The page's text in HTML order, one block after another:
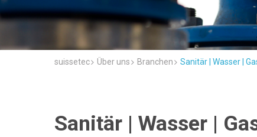
suissetec Über uns Branchen Sanitär | Wasser |
Sanitär | Wasser |